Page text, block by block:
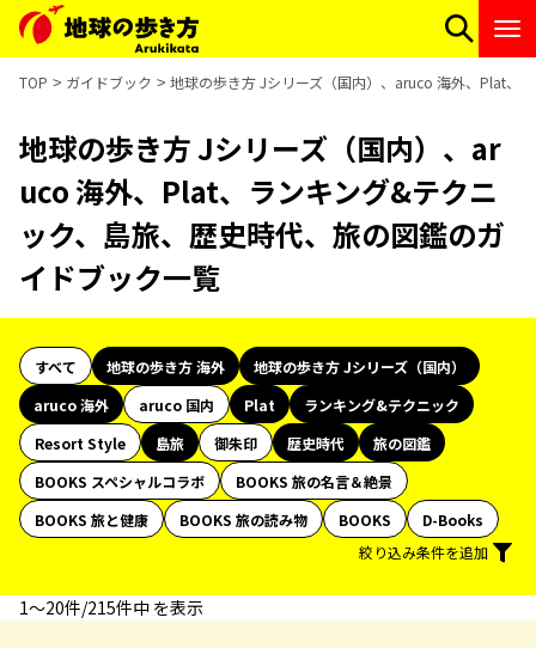
TOP ガイドブック 地球の歩き方 Jシリーズ（国内）、aruco 海外、Plat、
地球の歩き方 Jシリーズ（国内）、ar
uco 海外、Plat、ランキング&テクニ
ック、島旅、歴史時代、旅の図鑑のガ
イドブック一覧
すべて 地球の歩き方 海外
地球の歩き方 Jシリーズ（国内）
aruco 海外
aruco 国内 Plat
ランキング&テクニック
Resort Style
島旅 御朱印 歴史時代
旅の図鑑
BOOKS スペシャルコラボ
BOOKS 旅の名言＆絶景
BOOKS 旅と健康
BOOKS 旅の読み物 BOOKS
D-Books
絞り込み条件を追加
1〜20件/215件中 を表示